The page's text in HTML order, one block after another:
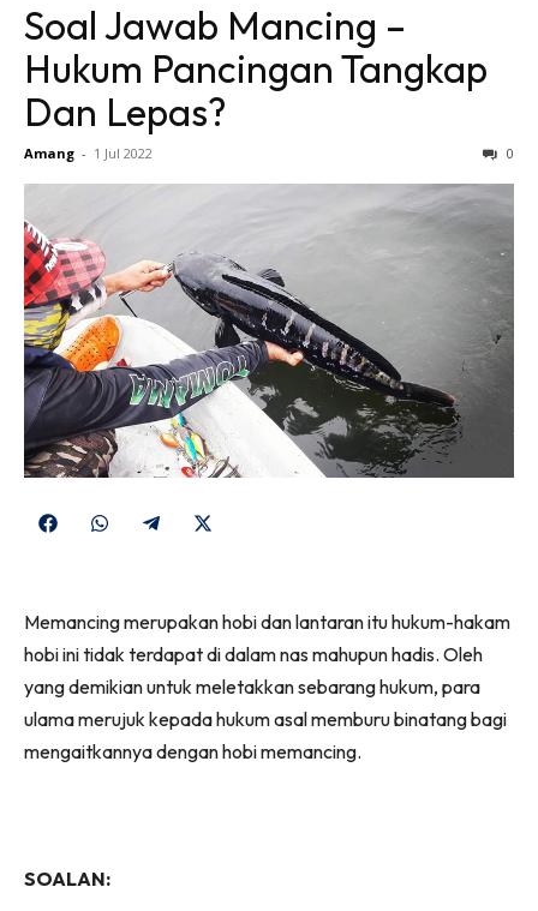
Soal Jawab Mancing –
Hukum Pancingan Tangkap
Dan Lepas?
Amang - 1 Jul 2022 0
Share
Share
Share
(Twitter)
Memancing merupakan hobi dan lantaran itu hukum-hakam
hobi ini tidak terdapat di dalam nas mahupun hadis. Oleh
yang demikian untuk meletakkan sebarang hukum, para
ulama merujuk kepada hukum asal memburu binatang bagi
mengaitkannya dengan hobi memancing.
SOALAN: